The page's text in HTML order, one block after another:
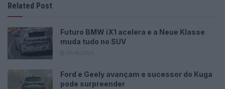
Related Post
Futuro BMW iX1 acelera e a Neue Klasse
muda tudo no SUV
Ford e Geely avançam e sucessor do Kuga
pode surpreender